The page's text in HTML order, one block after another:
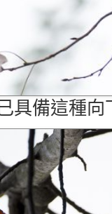
具備這種